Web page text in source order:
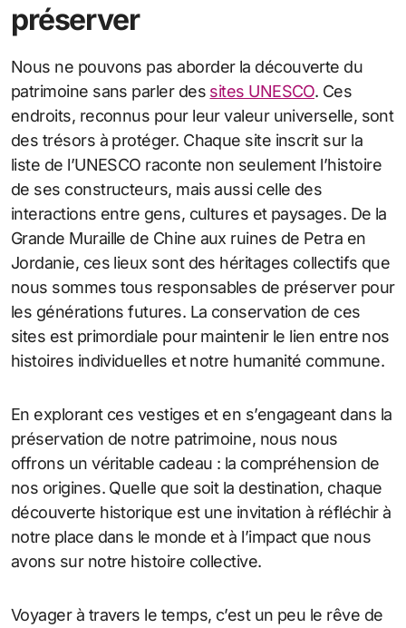
préserver
Nous ne pouvons pas aborder la découverte du
patrimoine sans parler des sites UNESCO. Ces
endroits, reconnus pour leur valeur universelle, sont
des trésors à protéger. Chaque site inscrit sur la
liste de l’UNESCO raconte non seulement l’histoire
de ses constructeurs, mais aussi celle des
interactions entre gens, cultures et paysages. De la
Grande Muraille de Chine aux ruines de Petra en
Jordanie, ces lieux sont des héritages collectifs que
nous sommes tous responsables de préserver pour
les générations futures. La conservation de ces
sites est primordiale pour maintenir le lien entre nos
histoires individuelles et notre humanité commune.
En explorant ces vestiges et en s’engageant dans la
préservation de notre patrimoine, nous nous
offrons un véritable cadeau : la compréhension de
nos origines. Quelle que soit la destination, chaque
découverte historique est une invitation à réfléchir à
notre place dans le monde et à l’impact que nous
avons sur notre histoire collective.
Voyager à travers le temps, c’est un peu le rêve de